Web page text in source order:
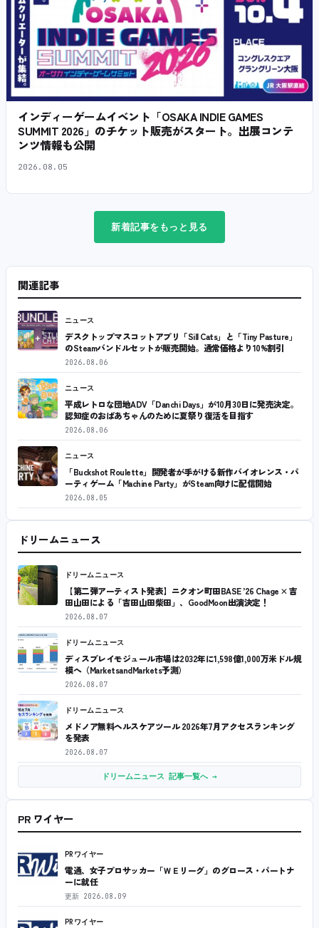
インディーゲームイベント「OSAKA INDIE GAMES
SUMMIT 2026」のチケット販売がスタート。出展コンテ
ンツ情報も公開
2026.08.05
新着記事をもっと見る
関連記事
ニュース
デスクトップマスコットアプリ「Sill Cats」と「Tiny Pasture」
のSteamバンドルセットが販売開始。通常価格より10%割引
2026.08.06
ニュース
平成レトロな団地ADV「Danchi Days」が10月30日に発売決定。
認知症のおばあちゃんのために夏祭り復活を目指す
2026.08.06
ニュース
「Buckshot Roulette」開発者が手がける新作バイオレンス・パ
ーティゲーム「Machine Party」がSteam向けに配信開始
2026.08.05
ドリームニュース
ドリームニュース
【第二弾アーティスト発表】ニクオン町田BASE ’26 Chage × 吉
田山田による「吉田山田柴田」、GoodMoon出演決定！
2026.08.07
ドリームニュース
ディスプレイモジュール市場は2032年に1,598億1,000万米ドル規
模へ（MarketsandMarkets予測）
2026.08.07
ドリームニュース
メドノア無料ヘルスケアツール 2026年7月アクセスランキング
を発表
2026.08.07
ドリームニュース 記事一覧へ →
PR ワイヤー
PRワイヤー
電通、女子プロサッカー「ＷＥリーグ」のグロース・パートナ
ーに就任
更新 2026.08.09
PRワイヤー